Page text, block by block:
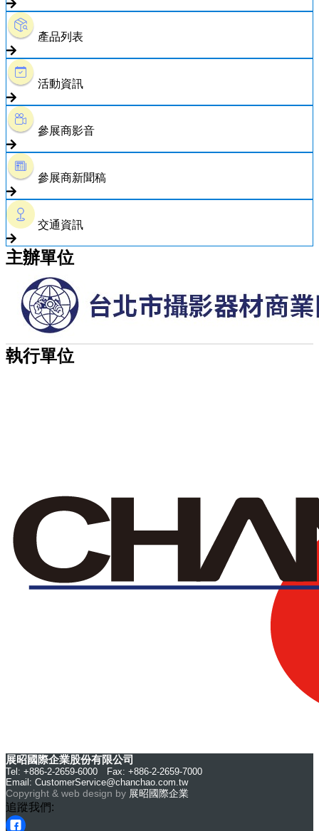
產品列表
活動資訊
參展商影音
參展商新聞稿
交通資訊
主辦單位
執行單位
展昭國際企業股份有限公司
Tel: +886-2-2659-6000 Fax: +886-2-2659-7000
Email: CustomerService@chanchao.com.tw
Copyright & web design by 展昭國際企業
追蹤我們: